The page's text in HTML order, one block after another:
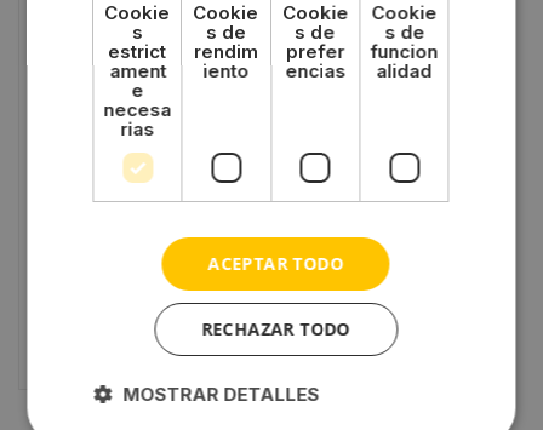
Inversor Phoenix
Seleccionar
opciones
Cookie
s
estrict
ament
e
necesa
rias
Cookie
s de
rendim
iento
Cookie
s de
prefer
encias
Cookie
s de
funcion
alidad
ACEPTAR TODO
RECHAZAR TODO
MOSTRAR DETALLES